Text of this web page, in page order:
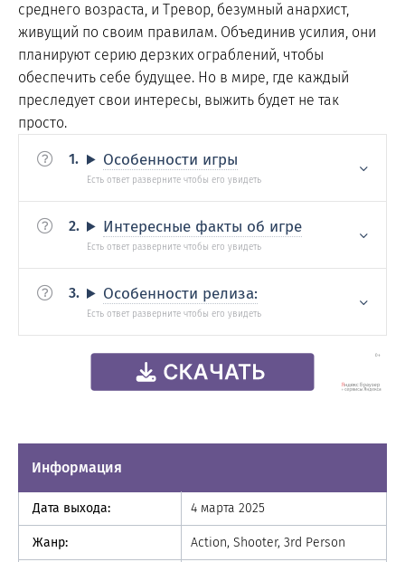
среднего возраста, и Тревор, безумный анархист,
живущий по своим правилам. Объединив усилия, они
планируют серию дерзких ограблений, чтобы
обеспечить себе будущее. Но в мире, где каждый
преследует свои интересы, выжить будет не так
просто.
Особенности игры
Интересные факты об игре
Особенности релиза:
Информация
Дата выхода: 4 марта 2025
Жанр: Action, Shooter, 3rd Person